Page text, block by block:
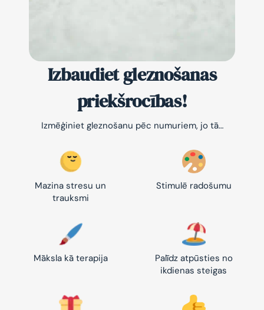
Izbaudiet gleznošanas
priekšrocības!
Izmēģiniet gleznošanu pēc numuriem, jo tā…
Mazina stresu un
trauksmi
Stimulē radošumu
Māksla kā terapija
Palīdz atpūsties no
ikdienas steigas